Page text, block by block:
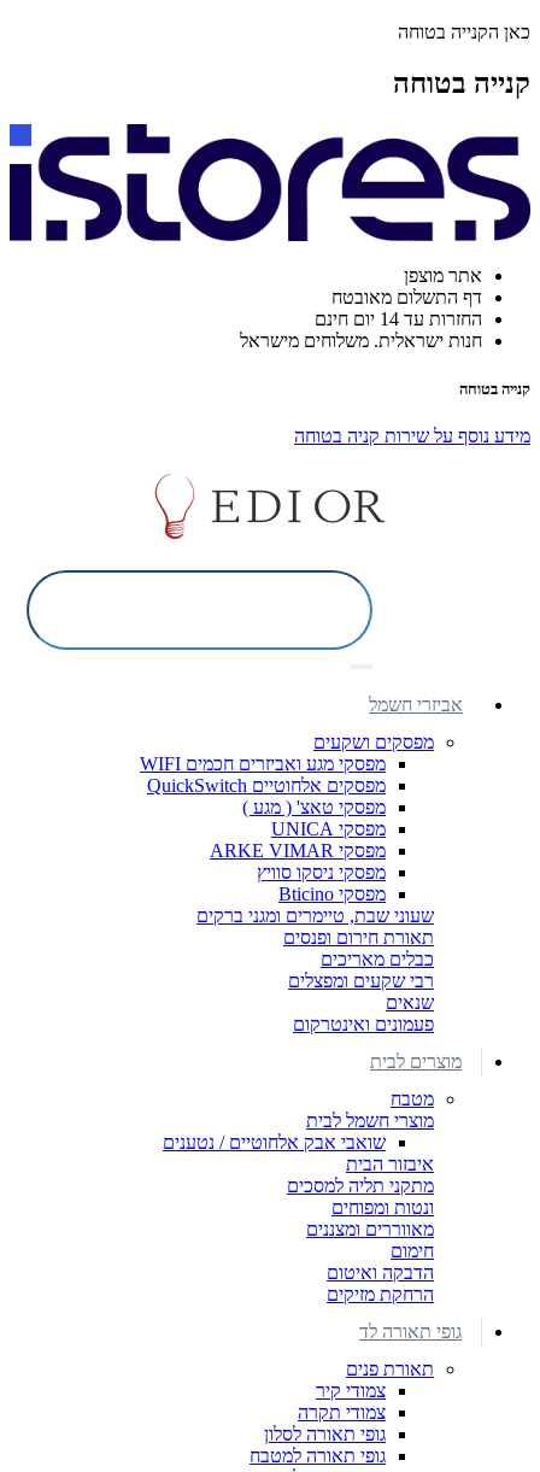
כאן הקנייה בטוחה
קנייה בטוחה
אתר מוצפן
דף התשלום מאובטח
החזרות עד 14 יום חינם
חנות ישראלית. משלוחים מישראל
קנייה בטוחה
מידע נוסף על שירות קניה בטוחה
אביזרי חשמל
מפסקים ושקעים
מפסקי מגע ואביזרים חכמים WIFI
מפסקים אלחוטיים QuickSwitch
מפסקי טאצ' ( מגע )
מפסקי UNICA
מפסקי ARKE VIMAR
מפסקי ניסקו סוויץ
מפסקי Bticino
שעוני שבת, טיימרים ומגני ברקים
תאורת חירום ופנסים
כבלים מאריכים
רבי שקעים ומפצלים
שנאים
פעמונים ואינטרקום
מוצרים לבית
מטבח
מוצרי חשמל לבית
שואבי אבק אלחוטיים / נטענים
איבזור הבית
מתקני תליה למסכים
ונטות ומפוחים
מאווררים ומצננים
חימום
הדבקה ואיטום
הרחקת מזיקים
גופי תאורה לד
תאורת פנים
צמודי קיר
צמודי תקרה
גופי תאורה לסלון
גופי תאורה למטבח